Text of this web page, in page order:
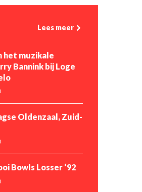
Lees meer
het muzikale
Bannink bij Loge
Oldenzaal, Zuid-
Bowls Losser ‘92